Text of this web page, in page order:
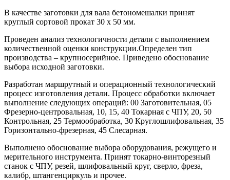
В качестве заготовки для вала бетономешалки принят
круглый сортовой прокат 30 х 50 мм.
Проведен анализ технологичности детали с выполнением
количественной оценки конструкции.Определен тип
производства – крупносерийное. Приведено обоснование
выбора исходной заготовки.
Разработан маршрутный и операционный технологический
процесс изготовления детали. Процесс обработки включает
выполнение следующих операций: 00 Заготовительная, 05
Фрезерно-центровальная, 10, 15, 40 Токарная с ЧПУ, 20, 50
Контрольная, 25 Термообработка, 30 Круглошлифовальная, 35
Горизонтально-фрезерная, 45 Слесарная.
Выполнено обоснование выбора оборудования, режущего и
мерительного инструмента. Принят токарно-винторезный
станок с ЧПУ, резей, шлифовальный круг, сверло, фреза,
калибр, штангенциркуль и прочее.